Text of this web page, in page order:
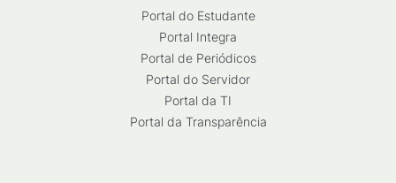
Portal do Estudante
Portal Integra
Portal de Periódicos
Portal do Servidor
Portal da TI
Portal da Transparência